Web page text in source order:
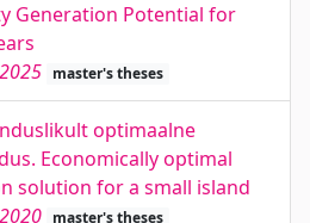
Generation Potential for
master's theses
optimaalne
Economically optimal
solution for a small island
master's theses